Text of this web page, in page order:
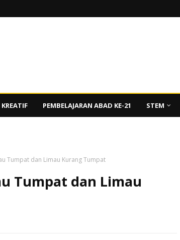
PEMBELAJARAN ABAD KE-21 STEM
Tumpat dan Limau Kurang Tumpat
Tumpat dan Limau